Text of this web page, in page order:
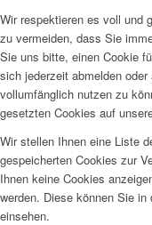
Wir respektieren es voll und
zu vermeiden, dass Sie
Sie uns bitte, einen Cookie
sich jederzeit abmelden
vollumfänglich nutzen zu
gesetzten Cookies auf
Wir stellen Ihnen eine Liste
gespeicherten Cookies zur
Ihnen keine Cookies
werden. Diese können Sie
einsehen.